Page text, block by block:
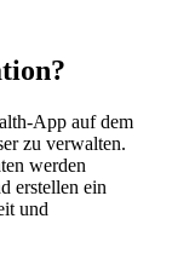
App auf dem
zu verwalten.
werden
erstellen ein
und